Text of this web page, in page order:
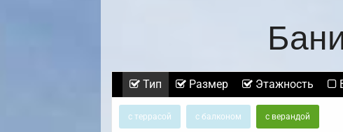
Тип Размер Этажность
с террасой с балконом с верандой